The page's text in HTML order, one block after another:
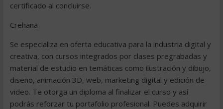
certificado al concluirse.
Crehana
Se especializa en oferta educativa para la industria digital y
creativa, con cursos integrados por clases pregrabadas y
material de estudio en temáticas como ilustración y dibujo,
diseño, animación 3D, web, marketing digital y edición de
video. Te otorga un diploma al finalizar el curso y así
podrás reforzar tu portafolio profesional. Puedes adquirir